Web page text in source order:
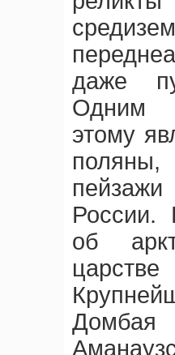
даже
Одним
этому
России.
об